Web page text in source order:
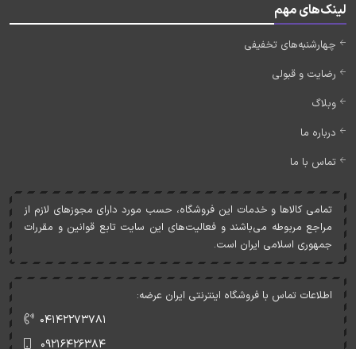
لینک‌های مهم
چهارشنبه‌های تخفیفی
رضایت و قبولی
وبلاگ
درباره ما
تماس با ما
تمامی کالاها و خدمات اين فروشگاه، حسب مورد دارای مجوزهای لازم از
مراجع مربوطه می‌باشند و فعاليت‌های اين سايت تابع قوانين و مقررات
جمهوری اسلامی ايران است.
اطلاعات تماس با فروشگاه اینترنتی ایران عرضه:
۰۴۱۴۲۲۷۳۷۸۱
۰۹۲۱۶۴۲۶۳۸۴